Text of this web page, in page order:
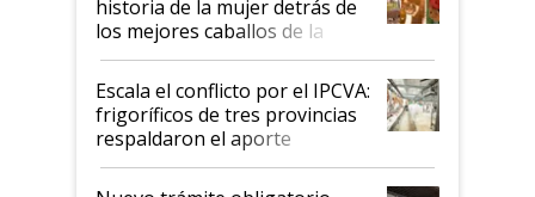
historia de la mujer detrás de
los mejores caballos de la
Argentina y los mitos que
todavía hacen sufrir a estos
animales: "Mientras me
descalificaban, yo seguí
haciendo currículum"
Escala el conflicto por el IPCVA:
frigoríficos de tres provincias
respaldaron el aporte
obligatorio